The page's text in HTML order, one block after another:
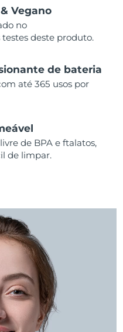
Vegano
no
deste produto.
de bateria
até 365 usos por
de BPA e ftalatos,
de limpar.